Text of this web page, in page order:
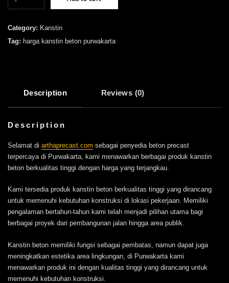
Purwakarta
quantity
Category: Kanstin
Tag: harga kanstin beton purwakarta
Description Reviews (0)
Description
Selamat di arthaprecast.com sebagai penyedia beton precast
terpercaya di Purwakarta, kami menawarkan berbagai produk kanstin
beton berkualitas tinggi dengan harga yang terjangkau.
Kami tersedia produk kanstin beton berkualitas tinggi yang dirancang
untuk memenuhi kebutuhan konstruksi di lokasi pekerjaan. Memiliki
pengalaman bertahun-tahun kami telah menjadi pilihan utama bagi
berbagai proyek dari pembangunan jalan hingga area publik.
Kanstin beton memiliki fungsi sebagai pembatas, namun dapat juga
meningkatkan estetika area lingkungan, di Purwakarta kami
menawarkan produk ini dengan kualitas tinggi yang dirancang untuk
memenuhi kebutuhan konstruksi.